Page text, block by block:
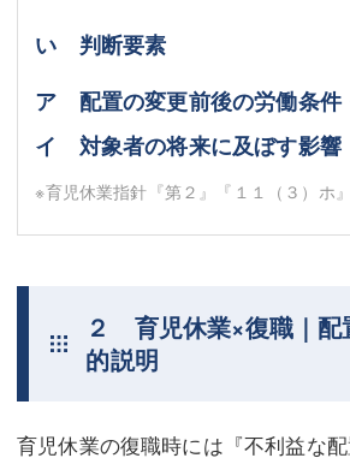
い 判断要素
ア 配置の変更前後の労働条件
イ 対象者の将来に及ぼす影響
※育児休業指針『第２』『１１（３）ホ』
２ 育児休業×復職｜配
的説明
育児休業の復職時には『不利益な